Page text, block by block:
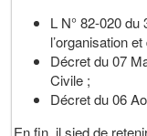
L N° 82-020
l’organisation
Décret du 07
Civile ;
Décret du 06
En fin, il sied de